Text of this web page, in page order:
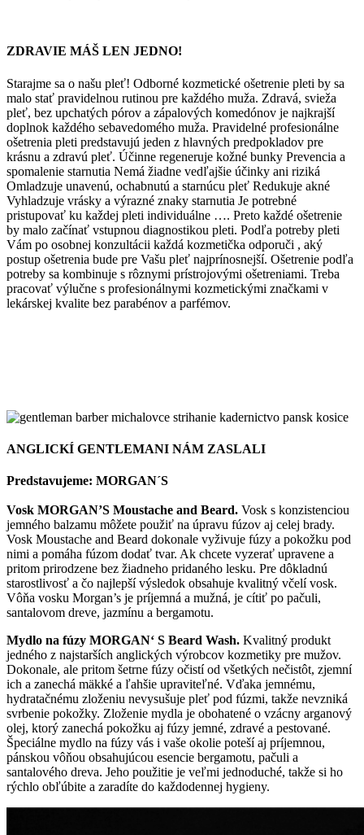
ZDRAVIE MÁŠ LEN JEDNO!
Starajme sa o našu pleť! Odborné kozmetické ošetrenie pleti by sa
malo stať pravidelnou rutinou pre každého muža. Zdravá, svieža
pleť, bez upchatých pórov a zápalových komedónov je najkrajší
doplnok každého sebavedomého muža. Pravidelné profesionálne
ošetrenia pleti predstavujú jeden z hlavných predpokladov pre
krásnu a zdravú pleť. Účinne regeneruje kožné bunky Prevencia a
spomalenie starnutia Nemá žiadne vedľajšie účinky ani riziká
Omladzuje unavenú, ochabnutú a starnúcu pleť Redukuje akné
Vyhladzuje vrásky a výrazné znaky starnutia Je potrebné
pristupovať ku každej pleti individuálne …. Preto každé ošetrenie
by malo začínať vstupnou diagnostikou pleti. Podľa potreby pleti
Vám po osobnej konzultácii každá kozmetička odporuči , aký
postup ošetrenia bude pre Vašu pleť najprínosnejší. Ošetrenie podľa
potreby sa kombinuje s rôznymi prístrojovými ošetreniami. Treba
pracovať výlučne s profesionálnymi kozmetickými značkami v
lekárskej kvalite bez parabénov a parfémov.
ANGLICKÍ GENTLEMANI NÁM ZASLALI
Predstavujeme: MORGAN´S
Vosk MORGAN’S Moustache and Beard. Vosk s konzistenciou
jemného balzamu môžete použiť na úpravu fúzov aj celej brady.
Vosk Moustache and Beard dokonale vyživuje fúzy a pokožku pod
nimi a pomáha fúzom dodať tvar. Ak chcete vyzerať upravene a
pritom prirodzene bez žiadneho pridaného lesku. Pre dôkladnú
starostlivosť a čo najlepší výsledok obsahuje kvalitný včelí vosk.
Vôňa vosku Morgan’s je príjemná a mužná, je cítiť po pačuli,
santalovom dreve, jazmínu a bergamotu.
Mydlo na fúzy MORGAN‘ S Beard Wash. Kvalitný produkt
jedného z najstarších anglických výrobcov kozmetiky pre mužov.
Dokonale, ale pritom šetrne fúzy očistí od všetkých nečistôt, zjemní
ich a zanechá mäkké a ľahšie upraviteľné. Vďaka jemnému,
hydratačnému zloženiu nevysušuje pleť pod fúzmi, takže nevzniká
svrbenie pokožky. Zloženie mydla je obohatené o vzácny arganový
olej, ktorý zanechá pokožku aj fúzy jemné, zdravé a pestované.
Špeciálne mydlo na fúzy vás i vaše okolie poteší aj príjemnou,
pánskou vôňou obsahujúcou esencie bergamotu, pačuli a
santalového dreva. Jeho použitie je veľmi jednoduché, takže si ho
rýchlo obľúbite a zaradíte do každodennej hygieny.